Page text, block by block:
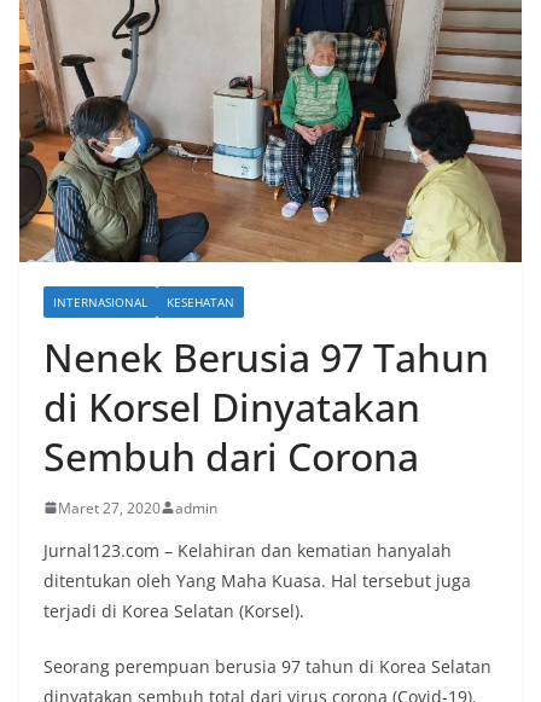
INTERNASIONAL KESEHATAN
Nenek Berusia 97 Tahun
di Korsel Dinyatakan
Sembuh dari Corona
Maret 27, 2020 admin
Jurnal123.com – Kelahiran dan kematian hanyalah
ditentukan oleh Yang Maha Kuasa. Hal tersebut juga
terjadi di Korea Selatan (Korsel).
Seorang perempuan berusia 97 tahun di Korea Selatan
dinyatakan sembuh total dari virus corona (Covid-19).